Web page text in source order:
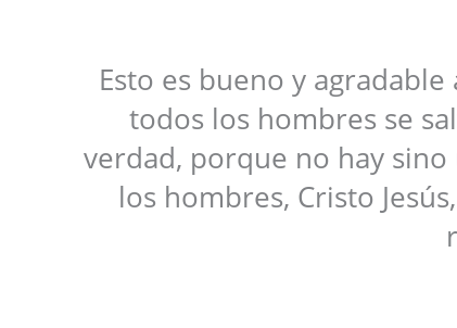
Esto es bueno y
todos los hombres se
verdad, porque no hay
los hombres, Cristo